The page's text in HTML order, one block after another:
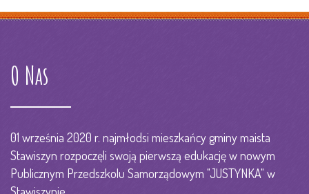
O Nas
01 września 2020 r. najmłodsi mieszkańcy gminy maista
Stawiszyn rozpoczęli swoją pierwszą edukację w nowym
Publicznym Przedszkolu Samorządowym "JUSTYNKA" w